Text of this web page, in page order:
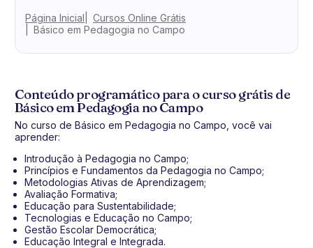
Página Inicial
Cursos Online Grátis
Básico em Pedagogia no Campo
Conteúdo programático para o curso grátis de
Básico em Pedagogia no Campo
No curso de Básico em Pedagogia no Campo, você vai
aprender:
Introdução à Pedagogia no Campo;
Princípios e Fundamentos da Pedagogia no Campo;
Metodologias Ativas de Aprendizagem;
Avaliação Formativa;
Educação para Sustentabilidade;
Tecnologias e Educação no Campo;
Gestão Escolar Democrática;
Educação Integral e Integrada.